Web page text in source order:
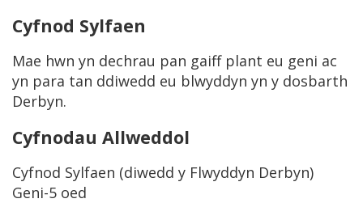
Cyfnod Sylfaen
Mae hwn yn dechrau pan gaiff plant eu geni ac
yn para tan ddiwedd eu blwyddyn yn y dosbarth
Derbyn.
Cyfnodau Allweddol
Cyfnod Sylfaen (diwedd y Flwyddyn Derbyn)
Geni-5 oed